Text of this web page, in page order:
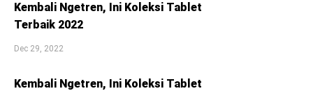
Kembali Ngetren, Ini Koleksi Tablet
Terbaik 2022
Dec 29, 2022
Kembali Ngetren, Ini Koleksi Tablet